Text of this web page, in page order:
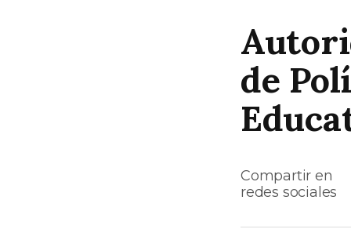
de
Compartir en
redes sociales